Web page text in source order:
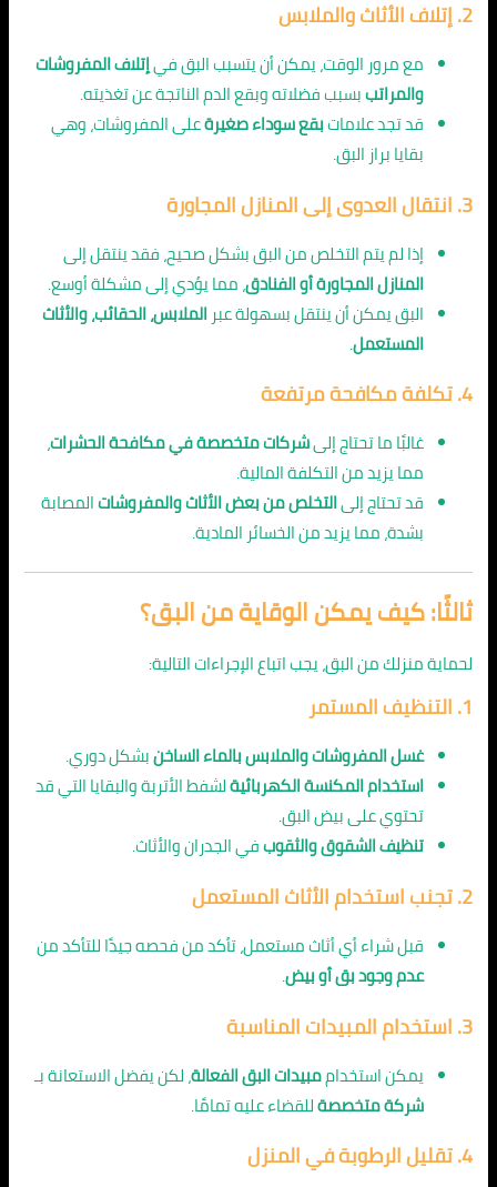
2. إتلاف الأثاث والملابس
مع مرور الوقت، يمكن أن يتسبب البق فيإتلاف المفروشات
والمراتببسبب فضلاته وبقع الدم الناتجة عن تغذيته.
قد تجد علاماتبقع سوداء صغيرةعلى المفروشات، وهي
بقايا براز البق.
3. انتقال العدوى إلى المنازل المجاورة
إذا لم يتم التخلص من البق بشكل صحيح، فقد ينتقل إلى
المنازل المجاورة أو الفنادق، مما يؤدي إلى مشكلة أوسع.
البق يمكن أن ينتقل بسهولة عبر الملابس، الحقائب، والأثاث
المستعمل.
4. تكلفة مكافحة مرتفعة
غالبًا ما تحتاج إلىشركات متخصصة في مكافحة الحشرات،
مما يزيد من التكلفة المالية.
قد تحتاج إلىالتخلص من بعض الأثاث والمفروشاتالمصابة
بشدة، مما يزيد من الخسائر المادية.
ثالثًا: كيف يمكن الوقاية من البق؟
لحماية منزلك من البق، يجب اتباع الإجراءات التالية:
1. التنظيف المستمر
غسل المفروشات والملابس بالماء الساخنبشكل دوري.
استخدام المكنسة الكهربائيةلشفط الأتربة والبقايا التي قد
تحتوي على بيض البق.
تنظيف الشقوق والثقوبفي الجدران والأثاث.
2. تجنب استخدام الأثاث المستعمل
قبل شراء أي أثاث مستعمل، تأكد من فحصه جيدًا للتأكد من
عدم وجود بق أو بيض.
3. استخدام المبيدات المناسبة
يمكن استخداممبيدات البق الفعالة، لكن يفضل الاستعانة بـ
شركة متخصصةللقضاء عليه تمامًا.
4. تقليل الرطوبة في المنزل